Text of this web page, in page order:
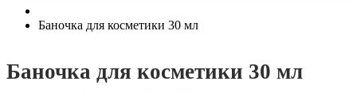
Баночка для косметики 30 мл
Баночка для косметики 30 мл